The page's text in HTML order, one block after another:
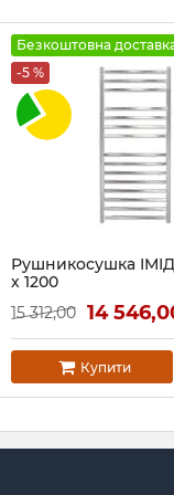
Безкоштовна
-5 %
Рушникосушка
х 1200
Артикул:71207686
15 312,00 14
Купити